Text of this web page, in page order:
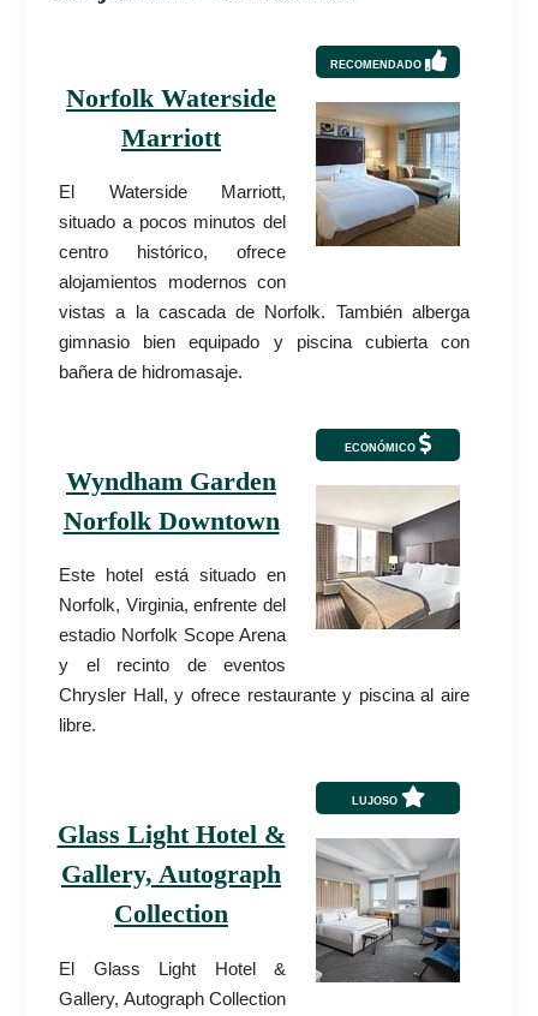
RECOMENDADO
Norfolk Waterside
Marriott
El Waterside Marriott,
situado a pocos minutos del
centro histórico, ofrece
alojamientos modernos con
vistas a la cascada de Norfolk. También alberga
gimnasio bien equipado y piscina cubierta con
bañera de hidromasaje.
ECONÓMICO
Wyndham Garden
Norfolk Downtown
Este hotel está situado en
Norfolk, Virginia, enfrente del
estadio Norfolk Scope Arena
y el recinto de eventos
Chrysler Hall, y ofrece restaurante y piscina al aire
libre.
LUJOSO
Glass Light Hotel &
Gallery, Autograph
Collection
El Glass Light Hotel &
Gallery, Autograph Collection